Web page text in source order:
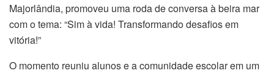
Majorlândia, promoveu uma roda de conversa à beira mar
com o tema: “Sim à vida! Transformando desafios em
vitória!”
O momento reuniu alunos e a comunidade escolar em um